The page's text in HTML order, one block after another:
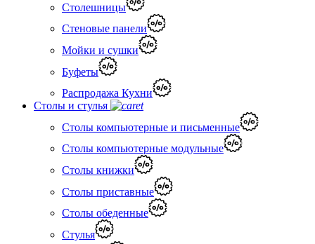
Столешницы
Стеновые панели
Мойки и сушки
Буфеты
Распродажа Кухни
Столы и стулья
Столы компьютерные и письменные
Столы компьютерные модульные
Столы книжки
Столы приставные
Столы обеденные
Стулья